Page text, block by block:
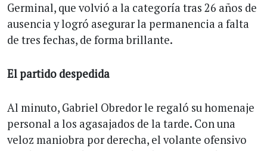
Germinal, que volvió a la categoría tras 26 años de
ausencia y logró asegurar la permanencia a falta
de tres fechas, de forma brillante.
El partido despedida
Al minuto, Gabriel Obredor le regaló su homenaje
personal a los agasajados de la tarde. Con una
veloz maniobra por derecha, el volante ofensivo